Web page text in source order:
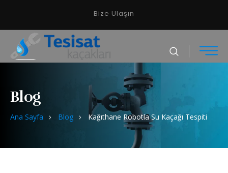
Bize Ulaşın
Blog
Ana Sayfa Blog Kağıthane Robotla Su Kaçağı Tespiti